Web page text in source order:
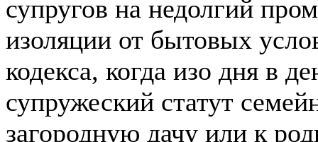
супругов на недолгий
изоляции от бытовых
кодекса, когда изо дня в
супружеский статут
загородную дачу или к